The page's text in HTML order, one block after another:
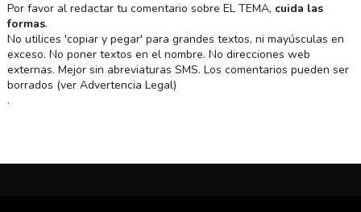
Por favor al redactar tu comentario sobre EL TEMA, cuida las
formas.
No utilices 'copiar y pegar' para grandes textos, ni mayúsculas en
exceso. No poner textos en el nombre. No direcciones web
externas. Mejor sin abreviaturas SMS. Los comentarios pueden ser
borrados (ver Advertencia Legal)
.